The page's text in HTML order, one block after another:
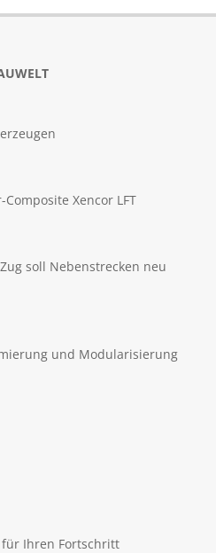
Xencor LFT
soll Nebenstrecken neu
und Modularisierung
Ihren Fortschritt